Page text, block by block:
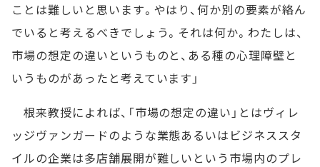
ことは難しいと思います。やはり、何か別の要素が絡ん
でいると考えるべきでしょう。それは何か。わたしは、
市場の想定の違いというものと、ある種の心理障壁と
いうものがあったと考えています」
根来教授によれば、「市場の想定の違い」とはヴィレ
ッジヴァンガードのような業態あるいはビジネススタ
イルの企業は多店舗展開が難しいという市場内のプレ